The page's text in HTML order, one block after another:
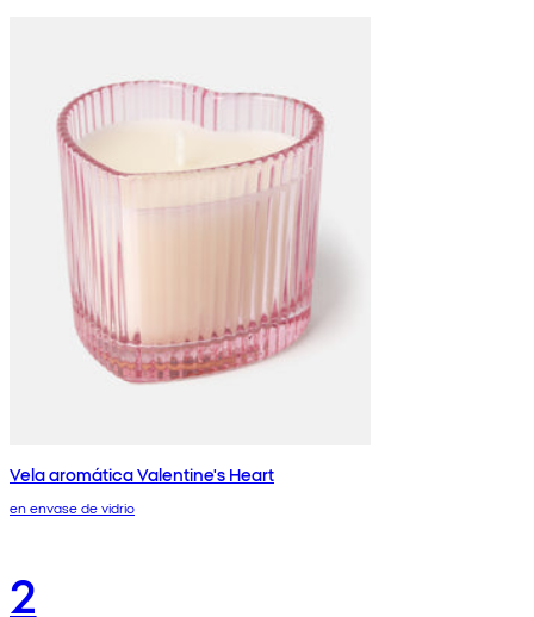
Vela aromática Valentine's Heart
en envase de vidrio
2